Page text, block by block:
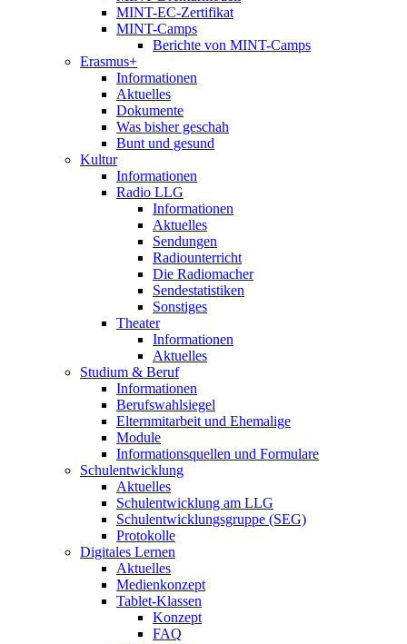
MINT-EC-Zertifikat
MINT-Camps
Berichte von MINT-Camps
Erasmus+
Informationen
Aktuelles
Dokumente
Was bisher geschah
Bunt und gesund
Kultur
Informationen
Radio LLG
Informationen
Aktuelles
Sendungen
Radiounterricht
Die Radiomacher
Sendestatistiken
Sonstiges
Theater
Informationen
Aktuelles
Studium & Beruf
Informationen
Berufswahlsiegel
Elternmitarbeit und Ehemalige
Module
Informationsquellen und Formulare
Schulentwicklung
Aktuelles
Schulentwicklung am LLG
Schulentwicklungsgruppe (SEG)
Protokolle
Digitales Lernen
Aktuelles
Medienkonzept
Tablet-Klassen
Konzept
FAQ